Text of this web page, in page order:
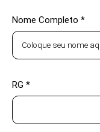
Nome Completo *
RG *